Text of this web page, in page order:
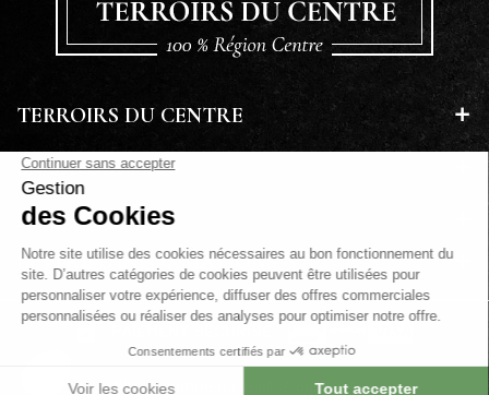
TERROIRS DU CENTRE
EN SAVOIR PLUS
A PROPOS
LETTRE D'INFORMATIONS
PAIEMENT SÉCURISÉ
Site e-commerce réalisé par Kiwik™